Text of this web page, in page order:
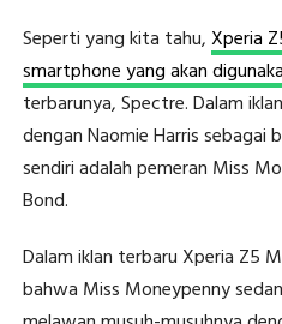
Seperti yang kita tahu,Xperia
smartphone yang akan
terbarunya, Spectre. Dalam
dengan Naomie Harris sebagai
sendiri adalah pemeran Miss
Bond.
Dalam iklan terbaru Xperia Z5
bahwa Miss Moneypenny